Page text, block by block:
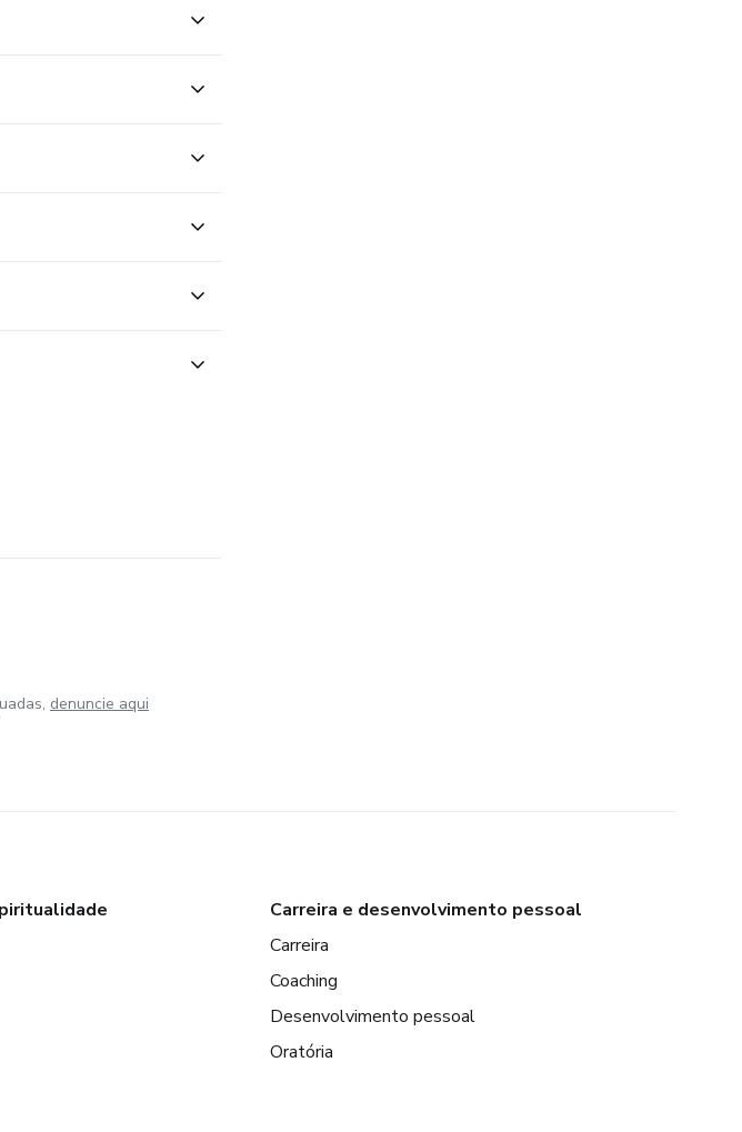
denuncie aqui
Carreira e desenvolvimento pessoal
Carreira
Coaching
Desenvolvimento pessoal
Oratória